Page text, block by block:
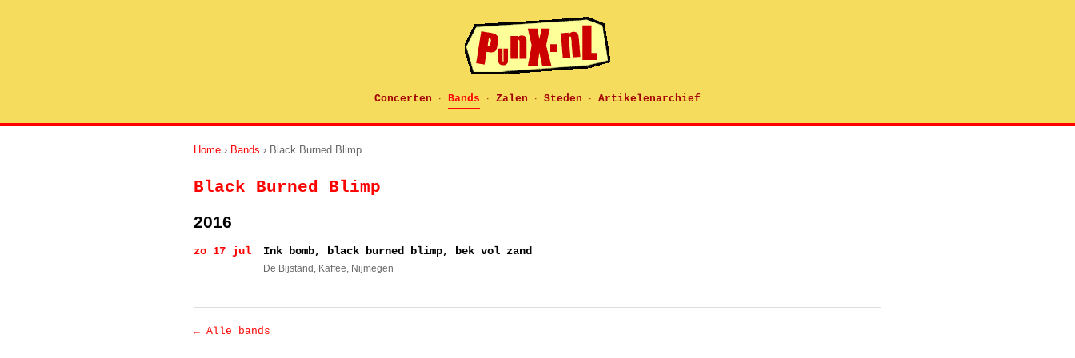
Concerten · Bands · Zalen · Steden · Artikelenarchief
Home › Bands › Black Burned Blimp
Black Burned Blimp
2016
zo 17 jul Ink bomb, black burned blimp, bek vol zand
De Bijstand, Kaffee, Nijmegen
← Alle bands